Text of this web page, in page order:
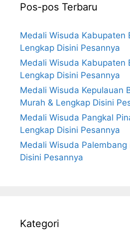
Pos-pos Terbaru
Medali Wisuda Kabupaten
Lengkap Disini Pesannya
Medali Wisuda Kabupaten
Lengkap Disini Pesannya
Medali Wisuda Kepulauan
Murah & Lengkap Disini
Medali Wisuda Pangkal
Lengkap Disini Pesannya
Medali Wisuda
Disini Pesannya
Kategori